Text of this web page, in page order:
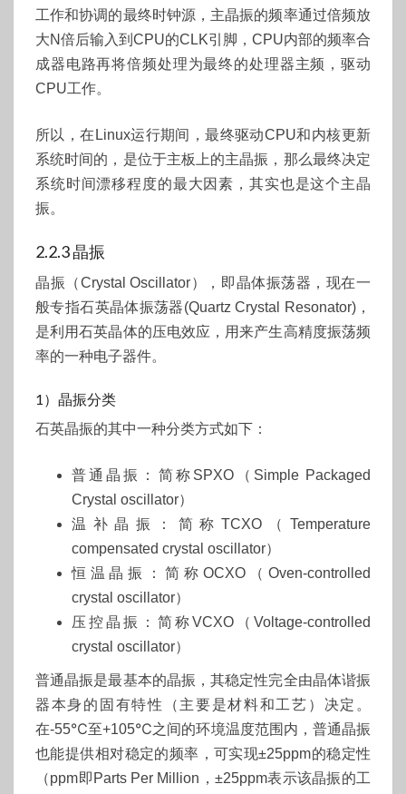
工作和协调的最终时钟源，主晶振的频率通过倍频放
大N倍后输入到CPU的CLK引脚，CPU内部的频率合
成器电路再将倍频处理为最终的处理器主频，驱动
CPU工作。
所以，在Linux运行期间，最终驱动CPU和内核更新
系统时间的，是位于主板上的主晶振，那么最终决定
系统时间漂移程度的最大因素，其实也是这个主晶
振。
2.2.3 晶振
晶振（Crystal Oscillator），即晶体振荡器，现在一
般专指石英晶体振荡器(Quartz Crystal Resonator)，
是利用石英晶体的压电效应，用来产生高精度振荡频
率的一种电子器件。
1）晶振分类
石英晶振的其中一种分类方式如下：
普通晶振：简称SPXO（Simple Packaged
Crystal oscillator）
温补晶振：简称TCXO（Temperature
compensated crystal oscillator）
恒温晶振：简称OCXO（Oven-controlled
crystal oscillator）
压控晶振：简称VCXO（Voltage-controlled
crystal oscillator）
普通晶振是最基本的晶振，其稳定性完全由晶体谐振
器本身的固有特性（主要是材料和工艺）决定。
在-55℃至+105℃之间的环境温度范围内，普通晶振
也能提供相对稳定的频率，可实现±25ppm的稳定性
（ppm即Parts Per Million，±25ppm表示该晶振的工